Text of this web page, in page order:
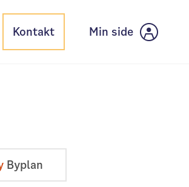
Kontakt Min side
Byplan